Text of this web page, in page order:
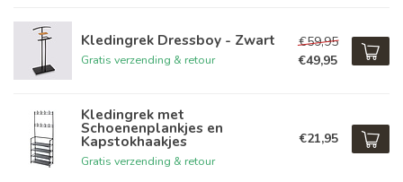
Kledingrek Dressboy - Zwart
Gratis verzending & retour
€59,95
€49,95
Kledingrek met
Schoenenplankjes en
Kapstokhaakjes
Gratis verzending & retour
€21,95